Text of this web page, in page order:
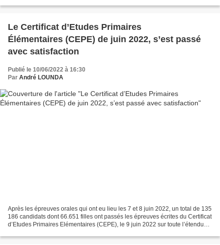
Le Certificat d’Etudes Primaires
Élémentaires (CEPE) de juin 2022, s’est passé
avec satisfaction
Publié le 10/06/2022 à 16:30
Par André LOUNDA
Après les épreuves orales qui ont eu lieu les 7 et 8 juin 2022, un total de 135
186 candidats dont 66.651 filles ont passés les épreuves écrites du Certificat
d’Etudes Primaires Elémentaires (CEPE), le 9 juin 2022 sur toute l’étendue